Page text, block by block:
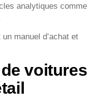
analytiques comme
manuel d’achat et
voitures